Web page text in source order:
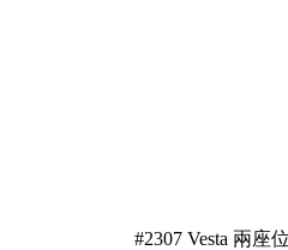
#2307 Vesta 兩座